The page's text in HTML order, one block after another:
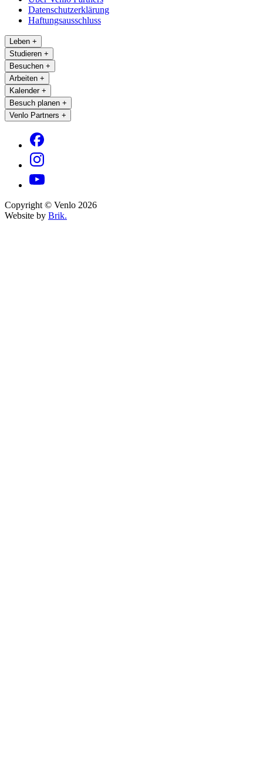
Datenschutzerklärung
Haftungsausschluss
Leben +
Studieren +
Besuchen +
Arbeiten +
Kalender +
Besuch planen +
Venlo Partners +
Copyright © Venlo 2026
Website by Brik.